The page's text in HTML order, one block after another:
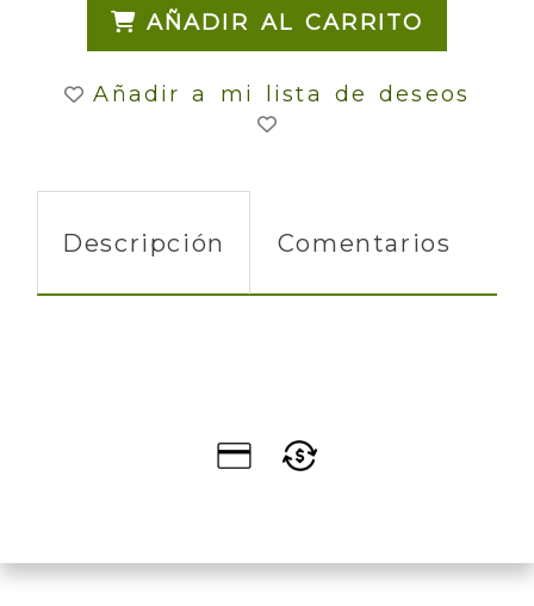
AÑADIR AL CARRITO
Añadir a mi lista de deseos
Descripción Comentarios